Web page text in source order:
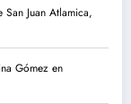
Juan Atlamica,
Gómez en